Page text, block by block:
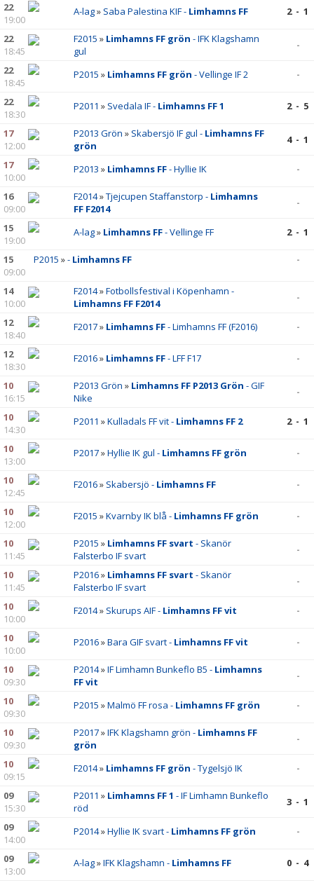
22
19:00
A-lag» Saba Palestina KIF - Limhamns FF 2 - 1
22
18:45
F2015 » Limhamns FF grön - IFK Klagshamn
gul
-
22
18:45
P2015 » Limhamns FF grön - Vellinge IF 2 -
22
18:30
P2011 » Svedala IF - Limhamns FF 1 2 - 5
17
12:00
P2013 Grön » Skabersjö IF gul - Limhamns FF
grön
4 - 1
17
10:00
P2013 » Limhamns FF- Hyllie IK -
16
09:00
F2014»Tjejcupen Staffanstorp - Limhamns
FF F2014
-
15
19:00
A-lag» Limhamns FF- Vellinge FF 2 - 1
15
09:00
P2015 »- Limhamns FF -
14
10:00
F2014»Fotbollsfestival i Köpenhamn -
Limhamns FF F2014
-
12
18:40
F2017» Limhamns FF- Limhamns FF (F2016) -
12
18:30
F2016» Limhamns FF- LFF F17 -
10
16:15
P2013 Grön » Limhamns FF P2013 Grön - GIF
Nike
-
10
14:30
P2011 »Kulladals FF vit - Limhamns FF 2 2 - 1
10
13:00
P2017»Hyllie IK gul - Limhamns FF grön -
10
12:45
F2016» Skabersjö - Limhamns FF -
10
12:00
F2015 »Kvarnby IK blå - Limhamns FF grön -
10
11:45
P2015 » Limhamns FF svart - Skanör
Falsterbo IF svart
-
10
11:45
P2016» Limhamns FF svart - Skanör
Falsterbo IF svart
-
10
10:00
F2014» Skurups AIF - Limhamns FF vit -
10
10:00
P2016»Bara GIF svart - Limhamns FF vit -
10
09:30
P2014»IF Limhamn Bunkeflo B5 - Limhamns
FF vit
-
10
09:30
P2015 »Malmö FF rosa - Limhamns FF grön -
10
09:30
P2017»IFK Klagshamn grön - Limhamns FF
grön
-
10
09:15
F2014» Limhamns FF grön - Tygelsjö IK -
09
15:30
P2011 » Limhamns FF 1 - IF Limhamn Bunkeflo
röd
3 - 1
09
14:00
P2014»Hyllie IK svart - Limhamns FF grön -
09
13:00
A-lag»IFK Klagshamn - Limhamns FF 0 - 4